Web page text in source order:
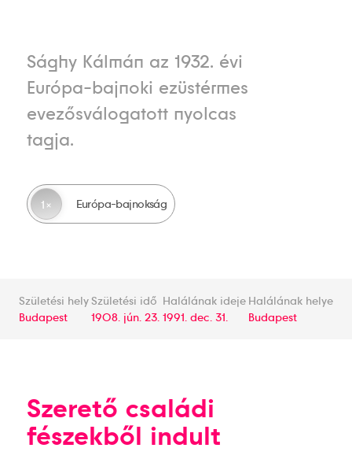
Sághy Kálmán az 1932. évi
Európa-bajnoki ezüstérmes
evezősválogatott nyolcas
tagja.
1 Európa-bajnokság
Születési hely
Budapest
Születési idő
1908. jún. 23.
Halálának ideje
1991. dec. 31.
Halálának helye
Budapest
Szerető családi
fészekből indult